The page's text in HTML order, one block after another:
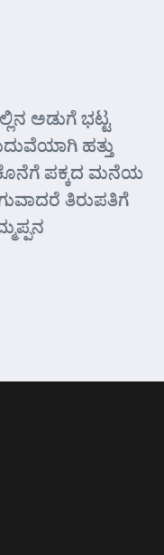
ಅಡುಗೆ ಭಟ್ಟ
ಹತ್ತು
ಪಕ್ಕದ ಮನೆಯ
ತಿರುಪತಿಗೆ